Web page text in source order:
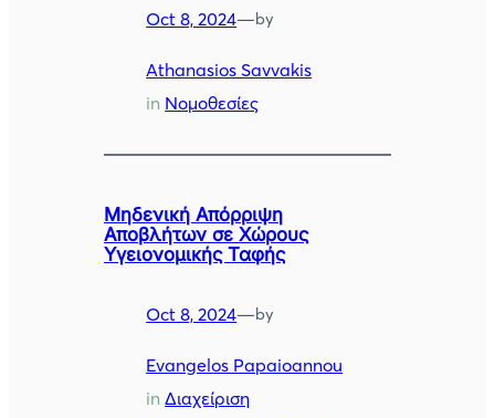
Oct 8, 2024—by
Athanasios Savvakis
in Νομοθεσίες
Μηδενική Απόρριψη
Αποβλήτων σε Χώρους
Υγειονομικής Ταφής
Oct 8, 2024—by
Evangelos Papaioannou
inΔιαχείριση